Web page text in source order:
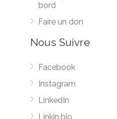
bord
Faire un don
Nous Suivre
Facebook
Instagram
LinkedIn
Linkin.bio